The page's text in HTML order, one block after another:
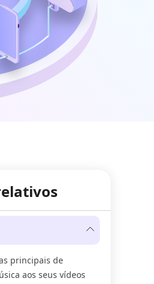
principais de
aos seus vídeos